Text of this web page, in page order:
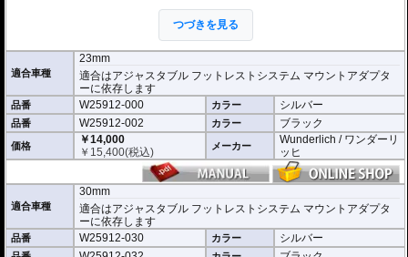
が必要です。個別にお求めください。
つづきを見る
適合車種
23mm
適合はアジャスタブル フットレストシステム マウントアダプタ
ーに依存します
品番 W25912-000 カラー シルバー
品番 W25912-002 カラー ブラック
価格
￥14,000
￥ 15,400(税込) メーカー
Wunderlich / ワンダーリ
ッヒ
適合車種
30mm
適合はアジャスタブル フットレストシステム マウントアダプタ
ーに依存します
品番 W25912-030 カラー シルバー